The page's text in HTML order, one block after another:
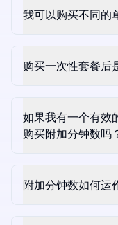
我可以购买不同的
购买一次性套餐后
如果我有一个有效
购买附加分钟数吗
附加分钟数如何运